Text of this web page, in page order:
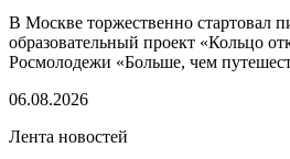
В Москве торжественно стартовал
образовательный проект «Кольцо
Росмолодежи «Больше, чем
06.08.2026
Лента новостей